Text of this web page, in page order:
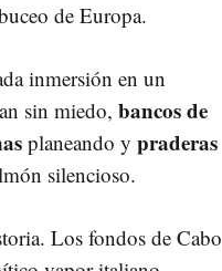
de Europa.
inmersión en un
sin miedo, bancos de
planeando y praderas
silencioso.
Los fondos de Cabo